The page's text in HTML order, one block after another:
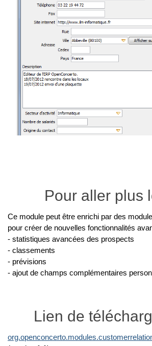
Pour aller plus
Ce module peut être enrichi par des
pour créer de nouvelles fonctionnalités
- statistiques avancées des prospects
- classements
- prévisions
- ajout de champs complémentaires
Lien de